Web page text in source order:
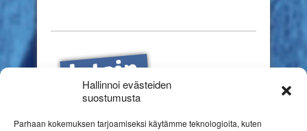
Hallinnoi evästeiden
suostumusta
Parhaan kokemuksen tarjoamiseksi käytämme teknologioita, kuten